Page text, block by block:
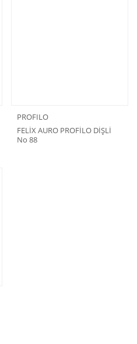
PROFILO
FELİX AURO PROFİLO DİŞLİ
No 88